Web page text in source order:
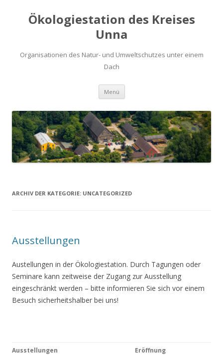
Ökologiestation des Kreises
Unna
Organisationen des Natur- und Umweltschutzes unter einem
Dach
Menü Zum
springen
ARCHIV DER KATEGORIE: UNCATEGORIZED
Ausstellungen
Austellungen in der Ökologiestation. Durch Tagungen oder
Seminare kann zeitweise der Zugang zur Ausstellung
eingeschränkt werden – bitte informieren Sie sich vor einem
Besuch sicherheitshalber bei uns!
Ausstellungen Eröffnung